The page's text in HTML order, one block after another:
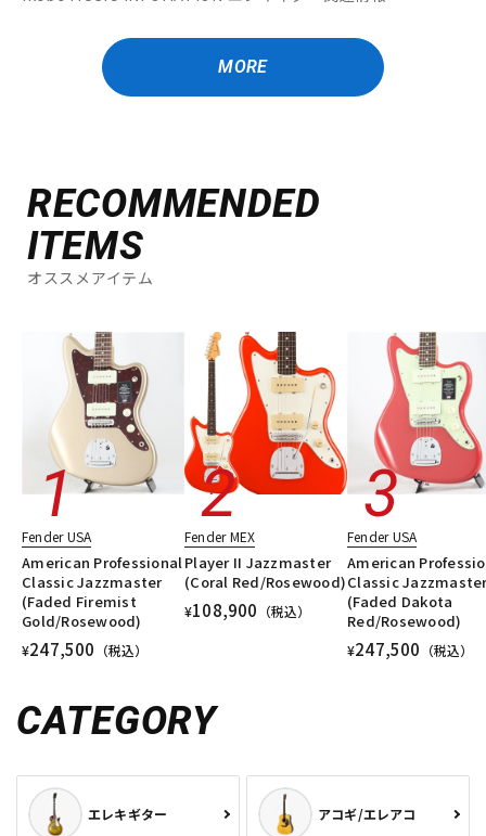
MORE
RECOMMENDED
ITEMS
オススメアイテム
Fender USA
American Professional
Classic Jazzmaster
(Faded Firemist
Gold/Rosewood)
¥247,500 （税込）
Fender MEX
Player II Jazzmaster
(Coral Red/Rosewood)
¥108,900 （税込）
Fender USA
American
Classic
(Faded Dakota
Red/Rosewood)
¥247,500 （税込）
CATEGORY
エレキギター アコギ/エレアコ